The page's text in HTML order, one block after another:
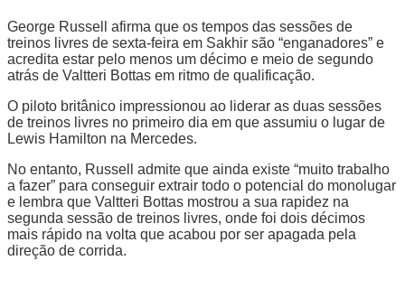
George Russell afirma que os tempos das sessões de
treinos livres de sexta-feira em Sakhir são “enganadores” e
acredita estar pelo menos um décimo e meio de segundo
atrás de Valtteri Bottas em ritmo de qualificação.
O piloto britânico impressionou ao liderar as duas sessões
de treinos livres no primeiro dia em que assumiu o lugar de
Lewis Hamilton na Mercedes.
No entanto, Russell admite que ainda existe “muito trabalho
a fazer” para conseguir extrair todo o potencial do monolugar
e lembra que Valtteri Bottas mostrou a sua rapidez na
segunda sessão de treinos livres, onde foi dois décimos
mais rápido na volta que acabou por ser apagada pela
direção de corrida.